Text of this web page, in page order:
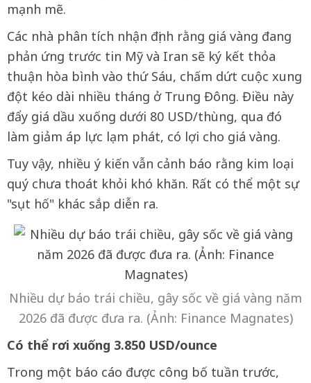
mạnh mẽ.
Các nhà phân tích nhận định rằng giá vàng đang
phản ứng trước tin Mỹ và Iran sẽ ký kết thỏa
thuận hòa bình vào thứ Sáu, chấm dứt cuộc xung
đột kéo dài nhiều tháng ở Trung Đông. Điều này
đẩy giá dầu xuống dưới 80 USD/thùng, qua đó
làm giảm áp lực lạm phát, có lợi cho giá vàng.
Tuy vậy, nhiều ý kiến vẫn cảnh báo rằng kim loại
quý chưa thoát khỏi khó khăn. Rất có thể một sự
"sụt hố" khác sắp diễn ra.
Nhiều dự báo trái chiều, gây sốc về giá vàng năm
2026 đã được đưa ra. (Ảnh: Finance Magnates)
Có thể rơi xuống 3.850 USD/ounce
Trong một báo cáo được công bố tuần trước,